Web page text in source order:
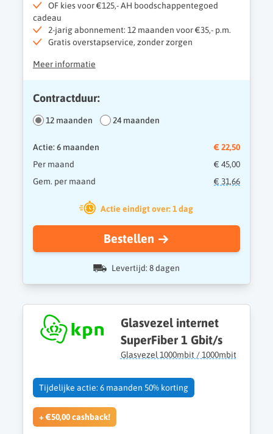
OF kies voor €125,- AH boodschappentegoed
cadeau
2-jarig abonnement: 12 maanden voor €35,- p.m.
Gratis overstapservice, zonder zorgen
Meer informatie
Contractduur:
12 maanden 24 maanden
Actie: 6 maanden
€ 22,50
Per maand
€ 45,00
Gem. per maand
€ 31,66
Actie eindigt over: 1 dag
Bestellen
Levertijd: 8 dagen
Glasvezel internet
SuperFiber 1 Gbit/s
Glasvezel 1000mbit / 1000mbit
Tijdelijke actie: 6 maanden 50% korting
+ €50,00 cashback!